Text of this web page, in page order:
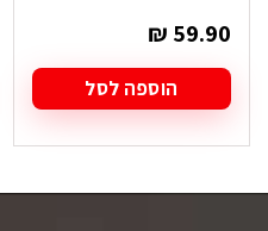
₪ 59.90
הוספה לסל